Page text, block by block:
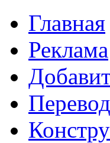
Главная
Реклама